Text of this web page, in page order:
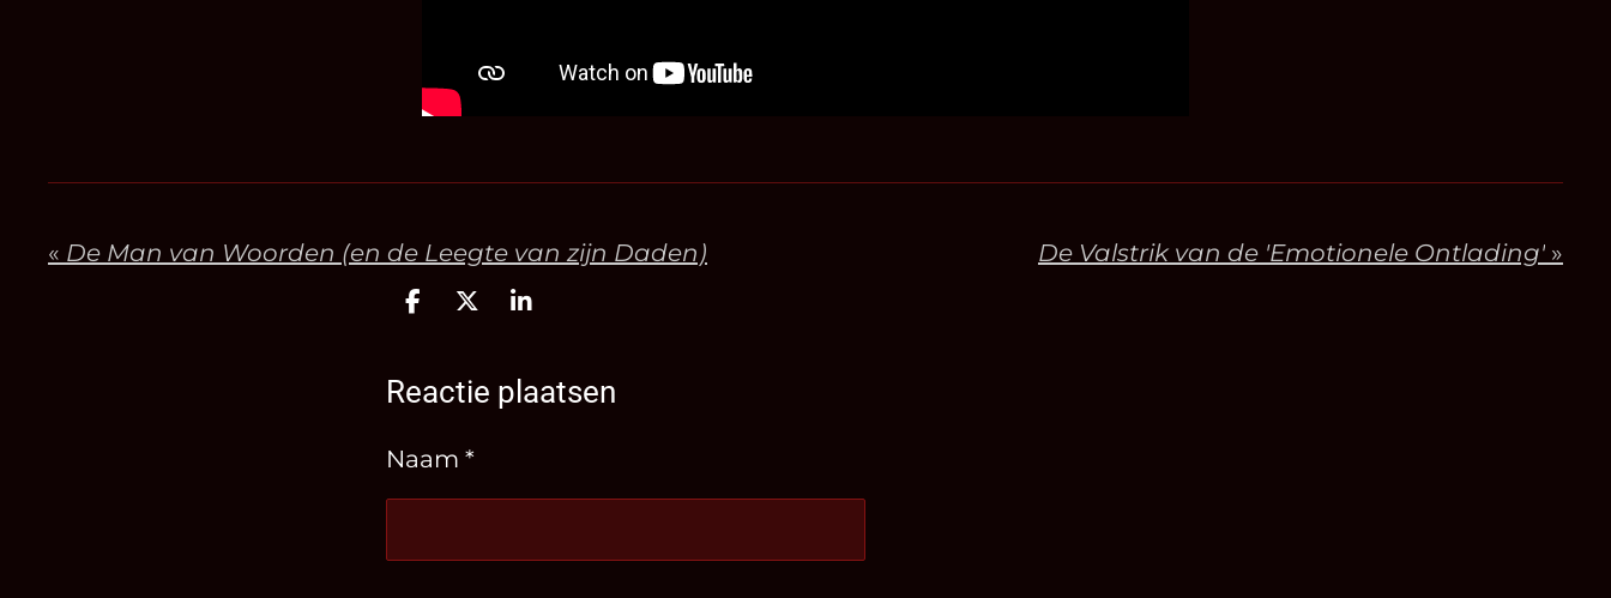
« De Man van Woorden (en de Leegte van zijn Daden) De Valstrik van de 'Emotionele Ontlading' »
D
e
D
l
S
r
Reactie plaatsen
Naam *